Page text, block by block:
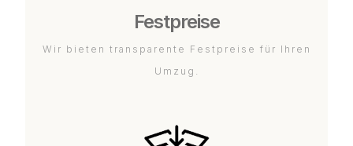
Festpreise
Wir bieten transparente Festpreise für Ihren
Umzug.